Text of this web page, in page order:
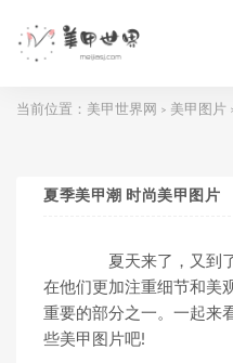
当前位置： 美甲世界网 > 美甲图片
夏季美甲潮 时尚美甲图片
夏天来了，又到了
在他们更加注重细节和美
重要的部分之一。一起来
些美甲图片吧!